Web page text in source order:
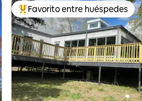
Favorito entre huéspedes
Favorito entre huéspedes